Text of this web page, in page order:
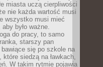
miasta uczą cierpliwości
nie każda wartość musi
wszystko musi mieć
było ważne.
do pracy, to samo
starszy pan
bawiące się po szkole na
siedzą na ławkach,
W takim rytmie pojawia